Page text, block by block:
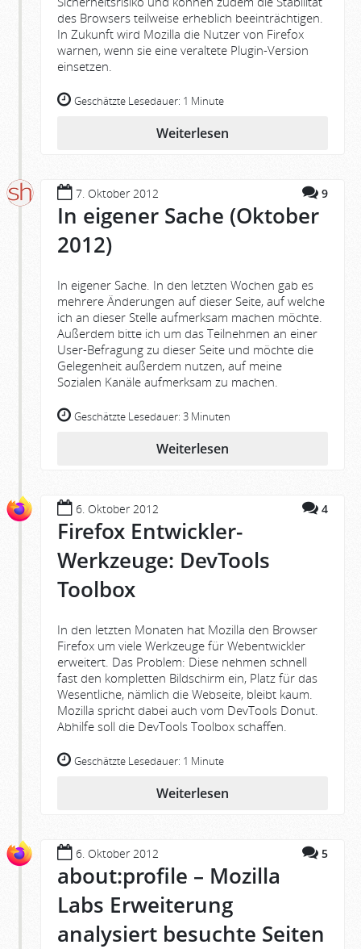
des Browsers teilweise erheblich beeinträchtigen.
In Zukunft wird Mozilla die Nutzer von Firefox
warnen, wenn sie eine veraltete Plugin-Version
einsetzen.
Geschätzte Lesedauer: 1 Minute
Weiterlesen
7. Oktober 2012 9
In eigener Sache (Oktober
2012)
In eigener Sache. In den letzten Wochen gab es
mehrere Änderungen auf dieser Seite, auf welche
ich an dieser Stelle aufmerksam machen möchte.
Außerdem bitte ich um das Teilnehmen an einer
User-Befragung zu dieser Seite und möchte die
Gelegenheit außerdem nutzen, auf meine
Sozialen Kanäle aufmerksam zu machen.
Geschätzte Lesedauer: 3 Minuten
Weiterlesen
6. Oktober 2012 4
Firefox Entwickler-
Werkzeuge: DevTools
Toolbox
In den letzten Monaten hat Mozilla den Browser
Firefox um viele Werkzeuge für Webentwickler
erweitert. Das Problem: Diese nehmen schnell
fast den kompletten Bildschirm ein, Platz für das
Wesentliche, nämlich die Webseite, bleibt kaum.
Mozilla spricht dabei auch vom DevTools Donut.
Abhilfe soll die DevTools Toolbox schaffen.
Geschätzte Lesedauer: 1 Minute
Weiterlesen
6. Oktober 2012 5
about:profile – Mozilla
Labs Erweiterung
analysiert besuchte Seiten